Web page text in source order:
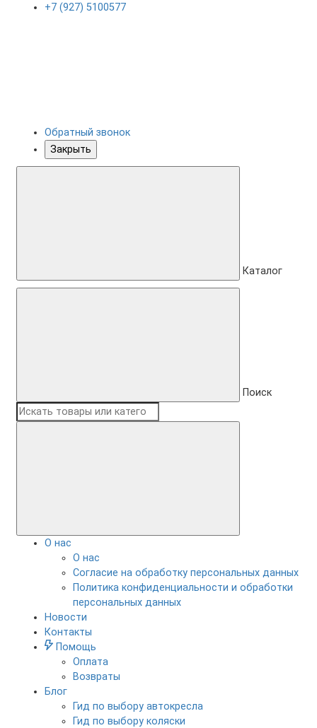
+7 (927) 5100577
Обратный звонок
Закрыть
Каталог
Поиск
О нас
О нас
Согласие на обработку персональных данных
Политика конфиденциальности и обработки
персональных данных
Новости
Контакты
Помощь
Оплата
Возвраты
Блог
Гид по выбору автокресла
Гид по выбору коляски